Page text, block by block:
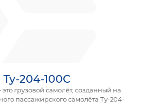
Ту-204-100С
грузовой самолёт, созданный на
пассажирского самолёта Ту-204-